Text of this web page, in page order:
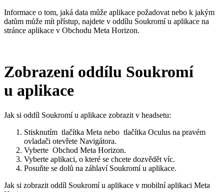
Informace o tom, jaká data může aplikace požadovat nebo k jakým
datům může mít přístup, najdete v oddílu Soukromí u aplikace na
stránce aplikace v Obchodu Meta Horizon.
Zobrazení oddílu Soukromí
u aplikace
Jak si oddíl Soukromí u aplikace zobrazit v headsetu:
Stisknutím tlačítka Meta nebo tlačítka Oculus na pravém
ovladači otevřete Navigátora.
Vyberte Obchod Meta Horizon.
Vyberte aplikaci, o které se chcete dozvědět víc.
Posuňte se dolů na záhlaví Soukromí u aplikace.
Jak si zobrazit oddíl Soukromí u aplikace v mobilní aplikaci Meta